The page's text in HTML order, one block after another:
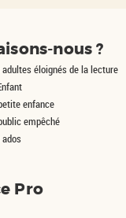
nous ?
adultes éloignés de la lecture
enfance
empêché
Pro